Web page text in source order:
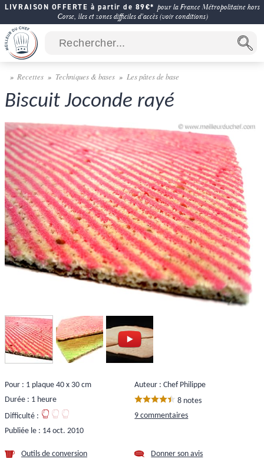
LIVRAISON OFFERTE à partir de 89€* pour la France Métropolitaine hors
Corse, îles et zones difficiles d'accès (voir conditions)
Recettes Techniques & bases Les pâtes de base
Biscuit Joconde rayé
Pour : 1 plaque 40 x 30 cm
Durée : 1 heure
Difficulté :
Publiée le : 14 oct. 2010
Auteur : Chef Philippe
8 notes
9 commentaires
Outils de conversion
Donner son avis